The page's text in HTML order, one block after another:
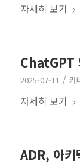
자세히 보기
ChatGPT
2025-07-11 / 카
자세히 보기
ADR, 아키